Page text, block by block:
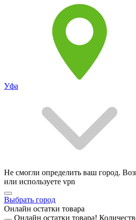
Уфа
Не смогли определить ваш город.
или используете vpn
Выбрать город
Онлайн остатки товара
Онлайн остатки товара!